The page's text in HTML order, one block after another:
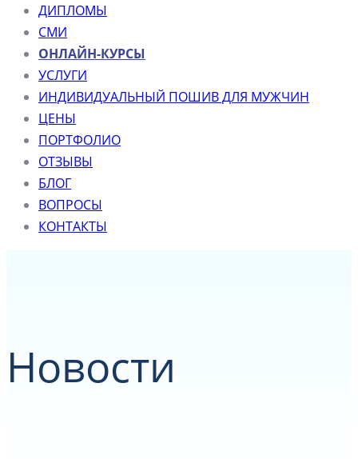
ДИПЛОМЫ
СМИ
ОНЛАЙН-КУРСЫ
УСЛУГИ
ИНДИВИДУАЛЬНЫЙ ПОШИВ ДЛЯ МУЖЧИН
ЦЕНЫ
ПОРТФОЛИО
ОТЗЫВЫ
БЛОГ
ВОПРОСЫ
КОНТАКТЫ
Новости